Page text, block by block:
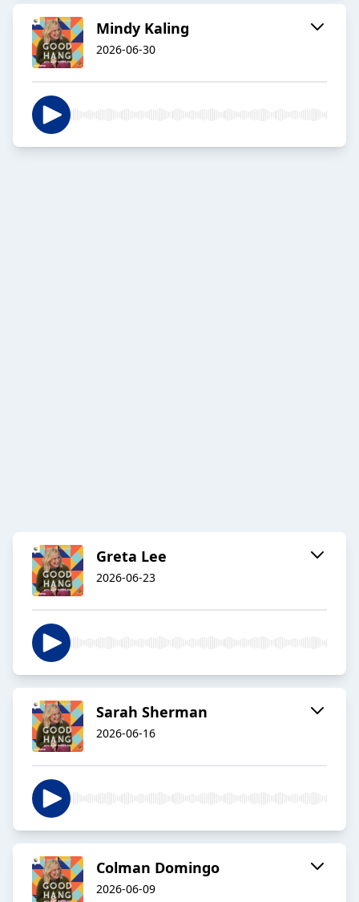
Mindy Kaling
2026-06-30
Greta Lee
2026-06-23
Sarah Sherman
2026-06-16
Colman Domingo
2026-06-09